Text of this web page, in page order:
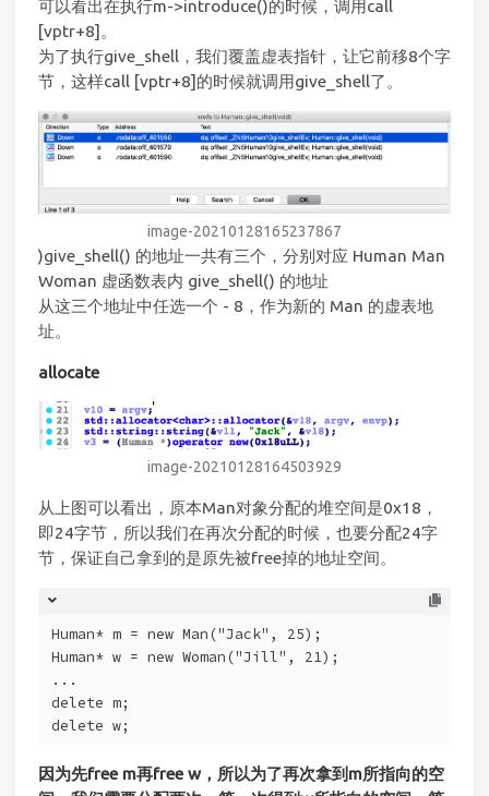
可以看出在执行m->introduce()的时候，调用call
[vptr+8]。
为了执行give_shell，我们覆盖虚表指针，让它前移8个字
节，这样call [vptr+8]的时候就调用give_shell了。
image-20210128165237867
)give_shell() 的地址一共有三个，分别对应 Human Man
Woman 虚函数表内 give_shell() 的地址
从这三个地址中任选一个 - 8，作为新的 Man 的虚表地
址。
allocate
image-20210128164503929
从上图可以看出，原本Man对象分配的堆空间是0x18，
即24字节，所以我们在再次分配的时候，也要分配24字
节，保证自己拿到的是原先被free掉的地址空间。
Human* m = new Man("Jack", 25);
Human* w = new Woman("Jill", 21);
...
delete m;
delete w;
因为先free m再free w，所以为了再次拿到m所指向的空